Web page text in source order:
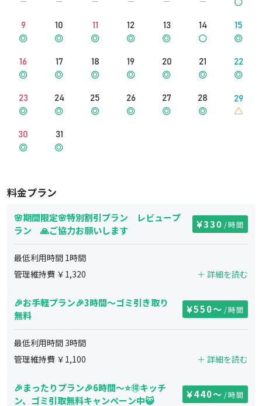
9 10 11 12 13 14 15
16 17 18 19 20 21 22
23 24 25 26 27 28 29
30 31
料金プラン
🌸期間限定🌸特別割引プラン レビュープ
ラン 🙏ご協力お願いします
330 /時間
最低利用時間 1時間
管理維持費 ￥ 1,320 ＋ 詳細を読む
🎉お手軽プラン🎉3時間～ゴミ引き取り
無料
550〜 /時間
最低利用時間 3時間
管理維持費 ￥ 1,100 ＋ 詳細を読む
🎉まったりプラン🎉6時間〜⭐️🉐キッチ
ン、ゴミ引取無料キャンペーン中😺
440〜 /時間